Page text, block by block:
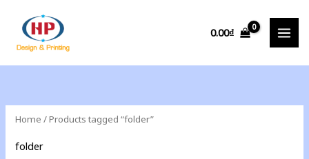
content
0.00₫
Home / Products tagged “folder”
folder